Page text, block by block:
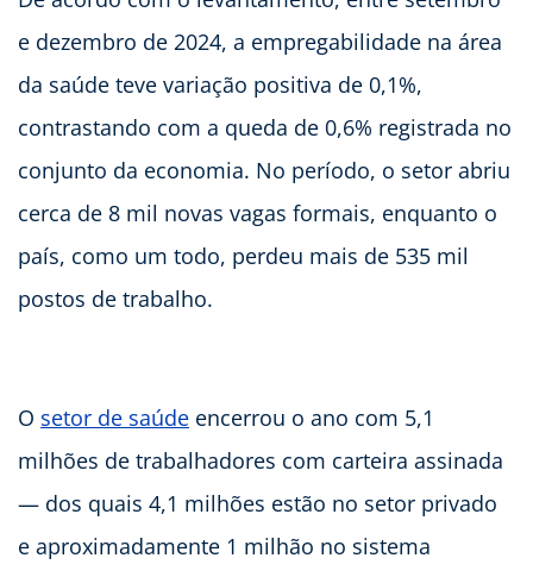
e dezembro de 2024, a empregabilidade na área
da saúde teve variação positiva de 0,1%,
contrastando com a queda de 0,6% registrada no
conjunto da economia. No período, o setor abriu
cerca de 8 mil novas vagas formais, enquanto o
país, como um todo, perdeu mais de 535 mil
postos de trabalho.
O setor de saúde encerrou o ano com 5,1
milhões de trabalhadores com carteira assinada
— dos quais 4,1 milhões estão no setor privado
e aproximadamente 1 milhão no sistema